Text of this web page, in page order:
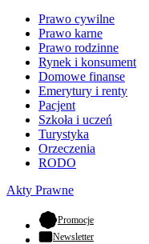
Prawo cywilne
Prawo karne
Prawo rodzinne
Rynek i konsument
Domowe finanse
Emerytury i renty
Pacjent
Szkoła i uczeń
Turystyka
Orzeczenia
RODO
Akty Prawne
Promocje- otwiera się w
Newsletter